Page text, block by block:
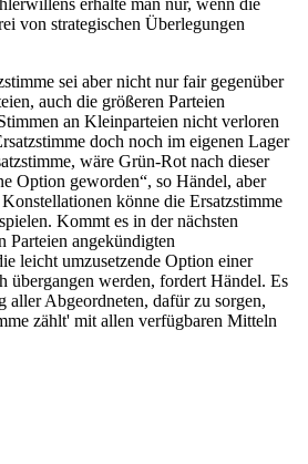
von strategischen Überlegungen
sei aber nicht nur fair gegenüber
auch die größeren Parteien
an Kleinparteien nicht verloren
doch noch im eigenen Lager
wäre Grün-Rot nach dieser
Option geworden“, so Händel, aber
könne die Ersatzstimme
Kommt es in der nächsten
Parteien angekündigten
leicht umzusetzende Option einer
übergangen werden, fordert Händel. Es
aller Abgeordneten, dafür zu sorgen,
zählt' mit allen verfügbaren Mitteln